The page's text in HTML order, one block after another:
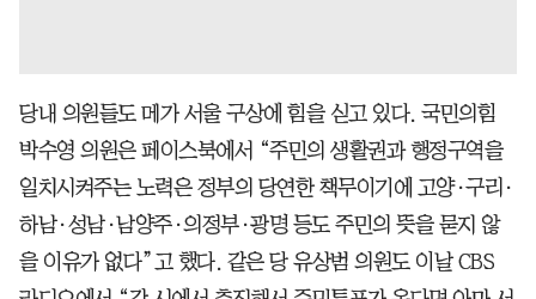
당내 의원들도 메가 서울 구상에 힘을 싣고 있다. 국민의힘
박수영 의원은 페이스북에서 “주민의 생활권과 행정구역을
일치시켜주는 노력은 정부의 당연한 책무이기에 고양·구리·
하남·성남·남양주·의정부·광명 등도 주민의 뜻을 묻지 않
을 이유가 없다”고 했다. 같은 당 유상범 의원도 이날 CBS